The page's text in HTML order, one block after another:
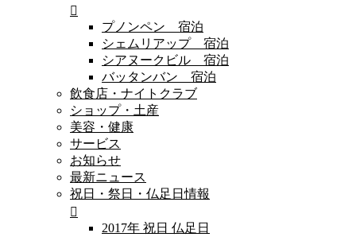
プノンペン 宿泊
シェムリアップ 宿泊
シアヌークビル 宿泊
バッタンバン 宿泊
飲食店・ナイトクラブ
ショップ・土産
美容・健康
サービス
お知らせ
最新ニュース
祝日・祭日・仏足日情報
2017年 祝日 仏足日